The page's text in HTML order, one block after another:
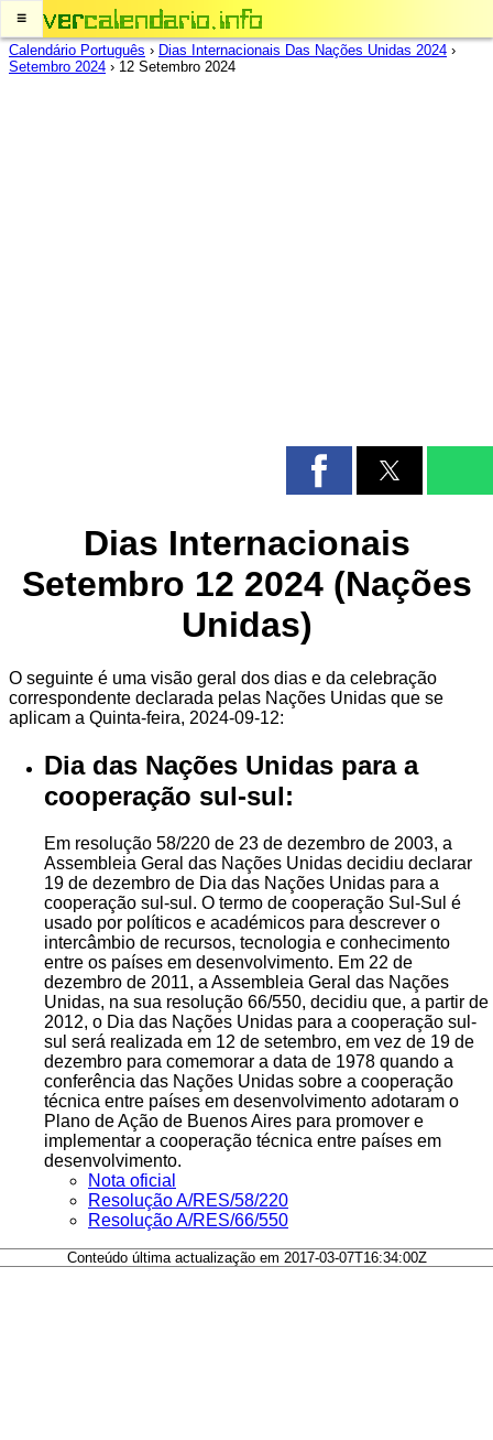
≡
Calendário Português › Dias Internacionais Das Nações Unidas 2024 ›
Setembro 2024 › 12 Setembro 2024
Dias Internacionais
Setembro 12 2024 (Nações
Unidas)
O seguinte é uma visão geral dos dias e da celebração
correspondente declarada pelas Nações Unidas que se
aplicam a Quinta-feira, 2024-09-12:
Dia das Nações Unidas para a
cooperação sul-sul:
Em resolução 58/220 de 23 de dezembro de 2003, a
Assembleia Geral das Nações Unidas decidiu declarar
19 de dezembro de Dia das Nações Unidas para a
cooperação sul-sul. O termo de cooperação Sul-Sul é
usado por políticos e académicos para descrever o
intercâmbio de recursos, tecnologia e conhecimento
entre os países em desenvolvimento. Em 22 de
dezembro de 2011, a Assembleia Geral das Nações
Unidas, na sua resolução 66/550, decidiu que, a partir de
2012, o Dia das Nações Unidas para a cooperação sul-
sul será realizada em 12 de setembro, em vez de 19 de
dezembro para comemorar a data de 1978 quando a
conferência das Nações Unidas sobre a cooperação
técnica entre países em desenvolvimento adotaram o
Plano de Ação de Buenos Aires para promover e
implementar a cooperação técnica entre países em
desenvolvimento.
Nota oficial
Resolução A/RES/58/220
Resolução A/RES/66/550
Conteúdo última actualização em 2017-03-07T16:34:00Z